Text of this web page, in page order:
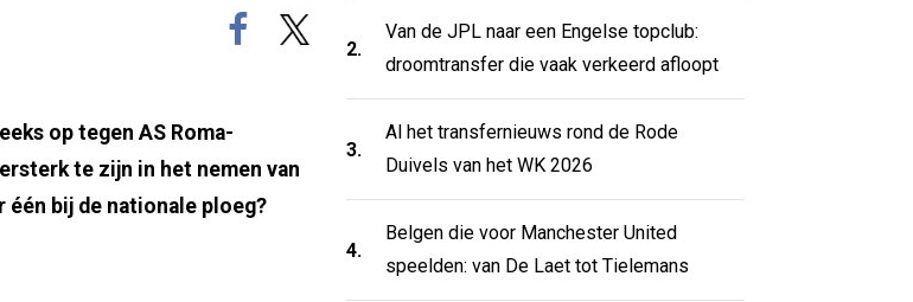
op tegen AS Roma-
te zijn in het nemen van
bij de nationale ploeg?
2.
Van de JPL naar een Engelse topclub:
droomtransfer die vaak verkeerd afloopt
3.
Al het transfernieuws rond de Rode
Duivels van het WK 2026
4.
Belgen die voor Manchester United
speelden: van De Laet tot Tielemans